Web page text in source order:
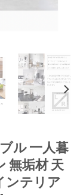
ル 一人暮
無垢材 天
ンテリア